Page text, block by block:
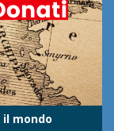
il mondo